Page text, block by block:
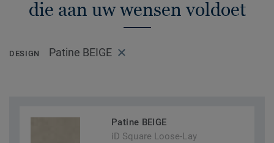
die aan uw wensen voldoet
DESIGN Patine BEIGE
Patine BEIGE
iD Square Loose-Lay